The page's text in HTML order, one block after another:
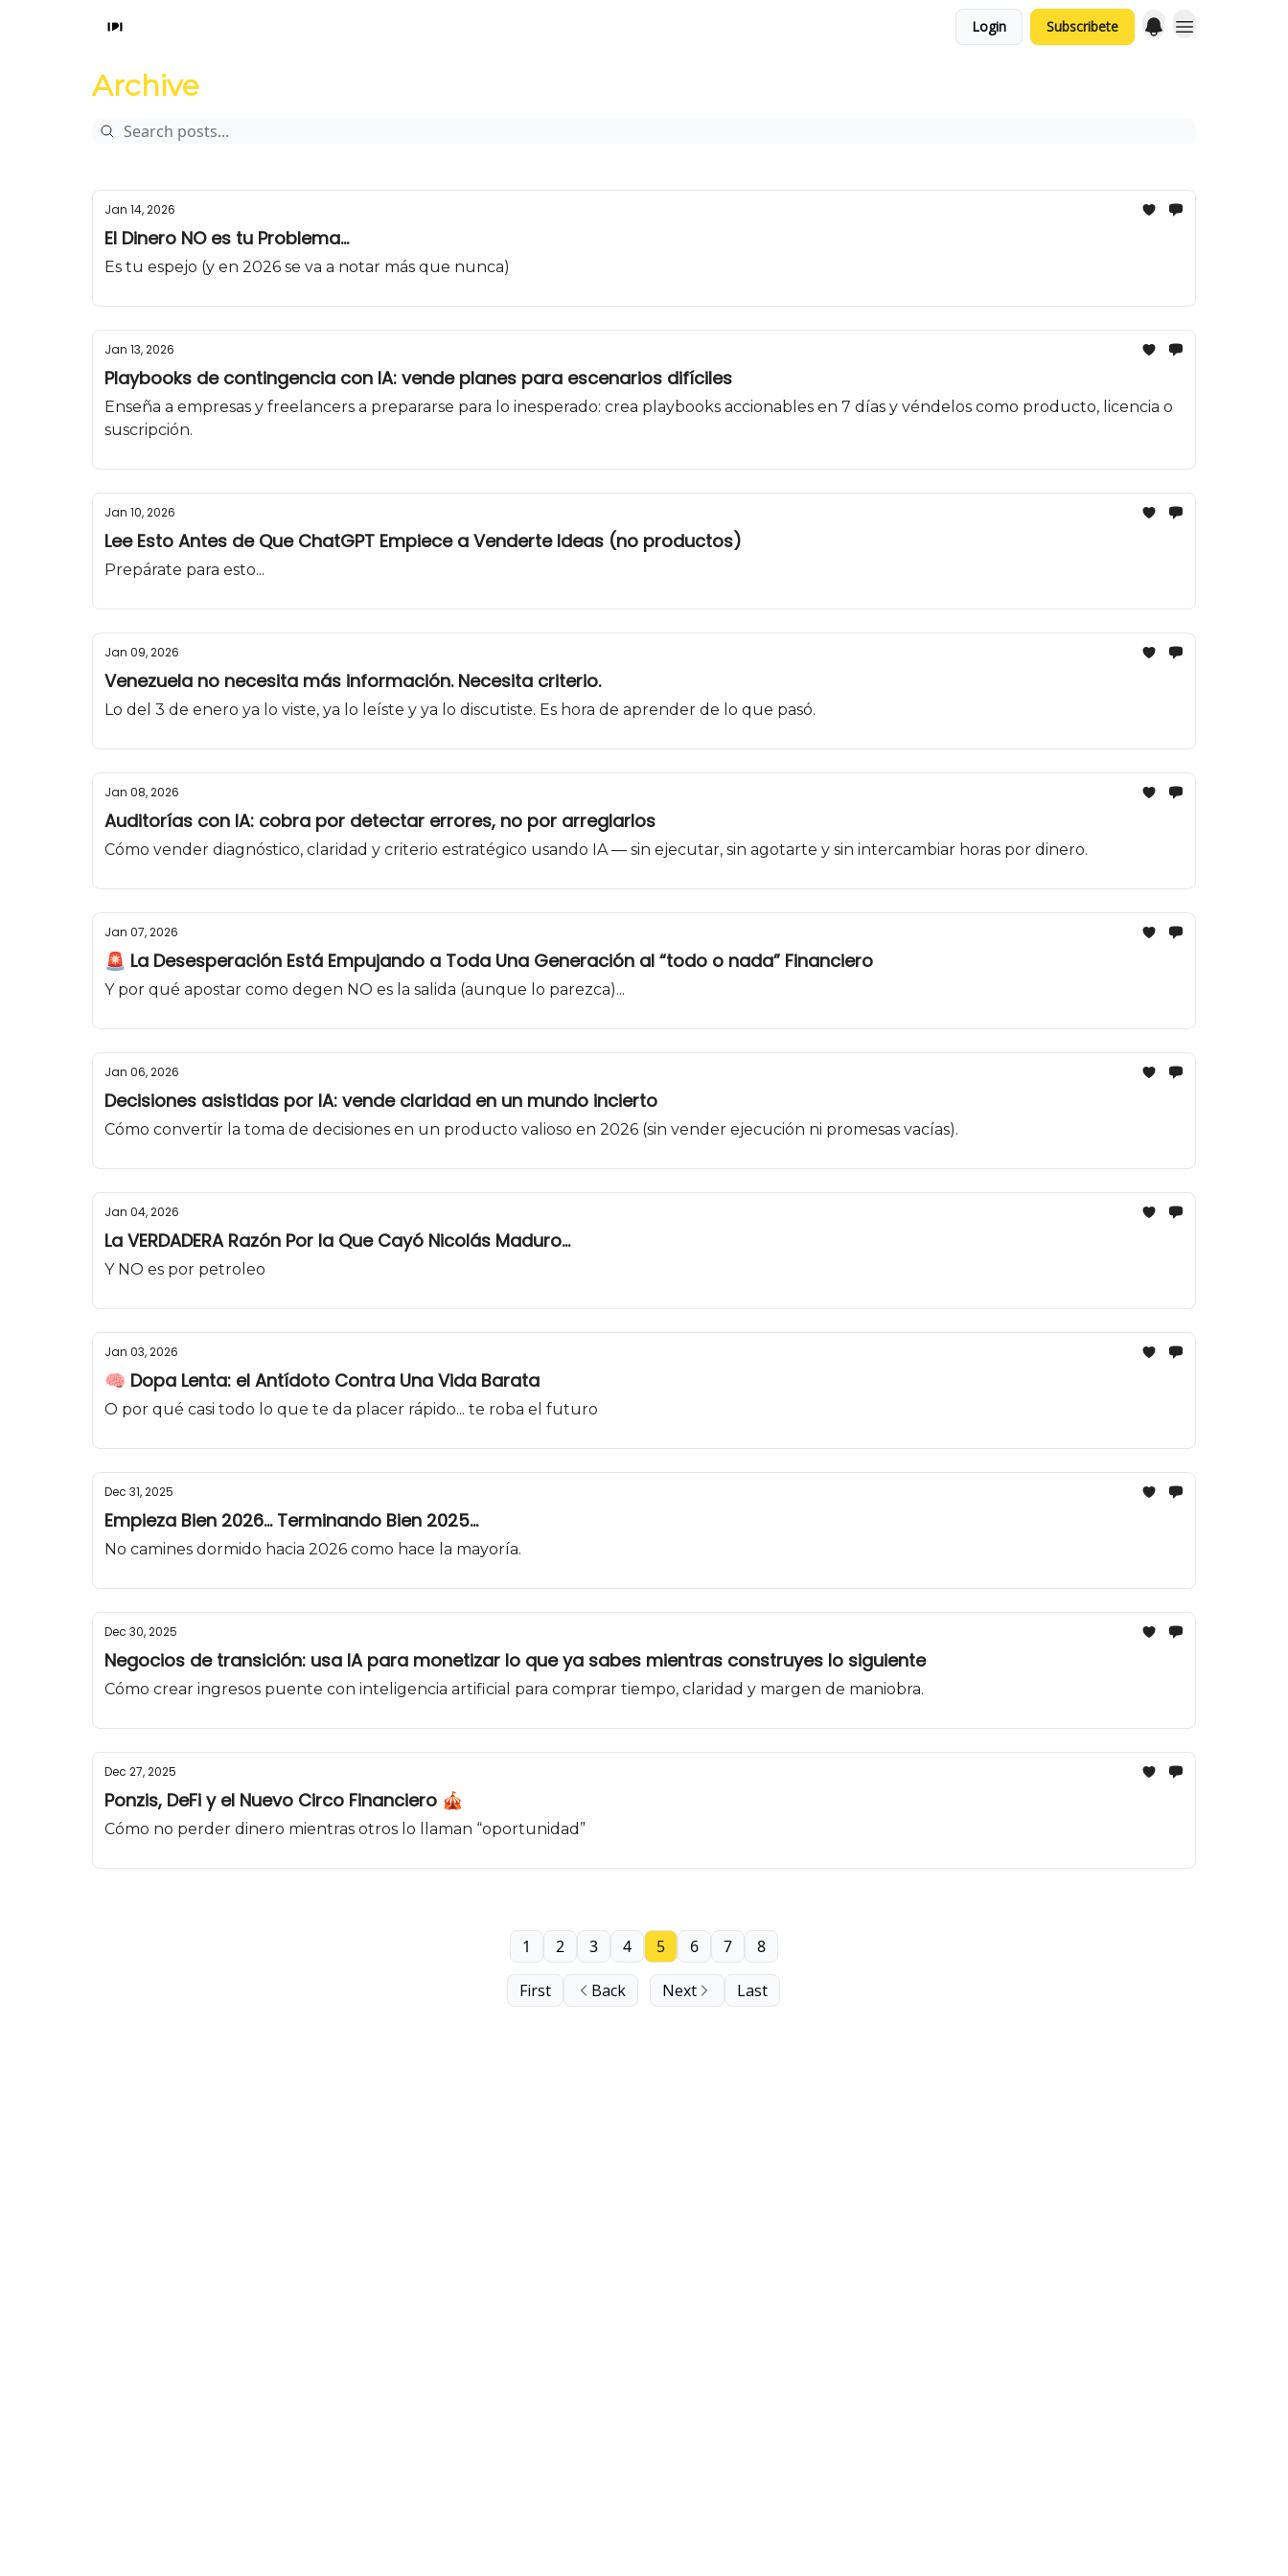
Login Subscribete
Archive
Jan 14, 2026
El Dinero NO es tu Problema...
Es tu espejo (y en 2026 se va a notar más que nunca)
Jan 13, 2026
Playbooks de contingencia con IA: vende planes para escenarios difíciles
Enseña a empresas y freelancers a prepararse para lo inesperado: crea playbooks accionables en 7 días y véndelos como producto, licencia o
suscripción.
Jan 10, 2026
Lee Esto Antes de Que ChatGPT Empiece a Venderte Ideas (no productos)
Prepárate para esto...
Jan 09, 2026
Venezuela no necesita más información. Necesita criterio.
Lo del 3 de enero ya lo viste, ya lo leíste y ya lo discutiste. Es hora de aprender de lo que pasó.
Jan 08, 2026
Auditorías con IA: cobra por detectar errores, no por arreglarlos
Cómo vender diagnóstico, claridad y criterio estratégico usando IA — sin ejecutar, sin agotarte y sin intercambiar horas por dinero.
Jan 07, 2026
🚨 La Desesperación Está Empujando a Toda Una Generación al “todo o nada” Financiero
Y por qué apostar como degen NO es la salida (aunque lo parezca)...
Jan 06, 2026
Decisiones asistidas por IA: vende claridad en un mundo incierto
Cómo convertir la toma de decisiones en un producto valioso en 2026 (sin vender ejecución ni promesas vacías).
Jan 04, 2026
La VERDADERA Razón Por la Que Cayó Nicolás Maduro...
Y NO es por petroleo
Jan 03, 2026
🧠 Dopa Lenta: el Antídoto Contra Una Vida Barata
O por qué casi todo lo que te da placer rápido... te roba el futuro
Dec 31, 2025
Empieza Bien 2026... Terminando Bien 2025...
No camines dormido hacia 2026 como hace la mayoría.
Dec 30, 2025
Negocios de transición: usa IA para monetizar lo que ya sabes mientras construyes lo siguiente
Cómo crear ingresos puente con inteligencia artificial para comprar tiempo, claridad y margen de maniobra.
Dec 27, 2025
Ponzis, DeFi y el Nuevo Circo Financiero 🎪
Cómo no perder dinero mientras otros lo llaman “oportunidad”
First Back
1 2 3 4 5 6 7 8
Next Last